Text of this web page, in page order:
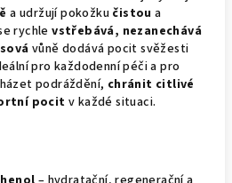
a udržují pokožku čistou a
rychlevstřebává, nezanechává
vůně dodává pocit svěžesti
pro každodenní péči a pro
podráždění, chránit citlivé
pocit v každé situaci.